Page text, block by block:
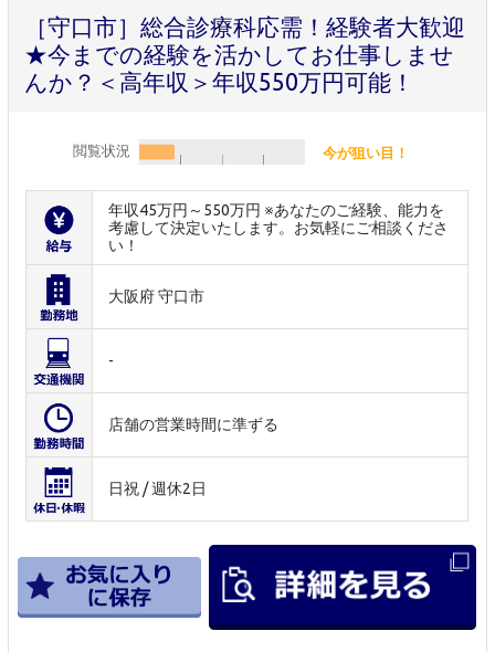
［守口市］総合診療科応需！経験者大歓迎
★今までの経験を活かしてお仕事しませ
んか？＜高年収＞年収550万円可能！
閲覧状況 今が狙い目！
年収45万円～550万円 ※あなたのご経験、能力を
考慮して決定いたします。お気軽にご相談くださ
い！
大阪府 守口市
-
店舗の営業時間に準ずる
日祝 / 週休2日